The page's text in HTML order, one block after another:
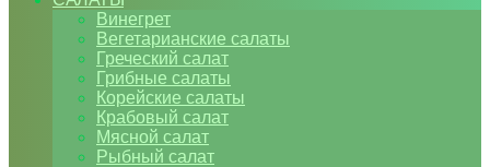
Винегрет
Вегетарианские салаты
Греческий салат
Грибные салаты
Корейские салаты
Крабовый салат
Мясной салат
Рыбный салат